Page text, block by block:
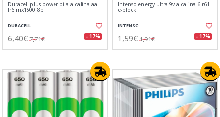
Duracell plus power pila alcalina aa
lr6 mx1500 8b
DURACELL
6,40€ 7,71€ - 17%
Intenso energy ultra 9v alcalina 6lr61
e-block
INTENSO
1,59€ 1,91€ - 17%